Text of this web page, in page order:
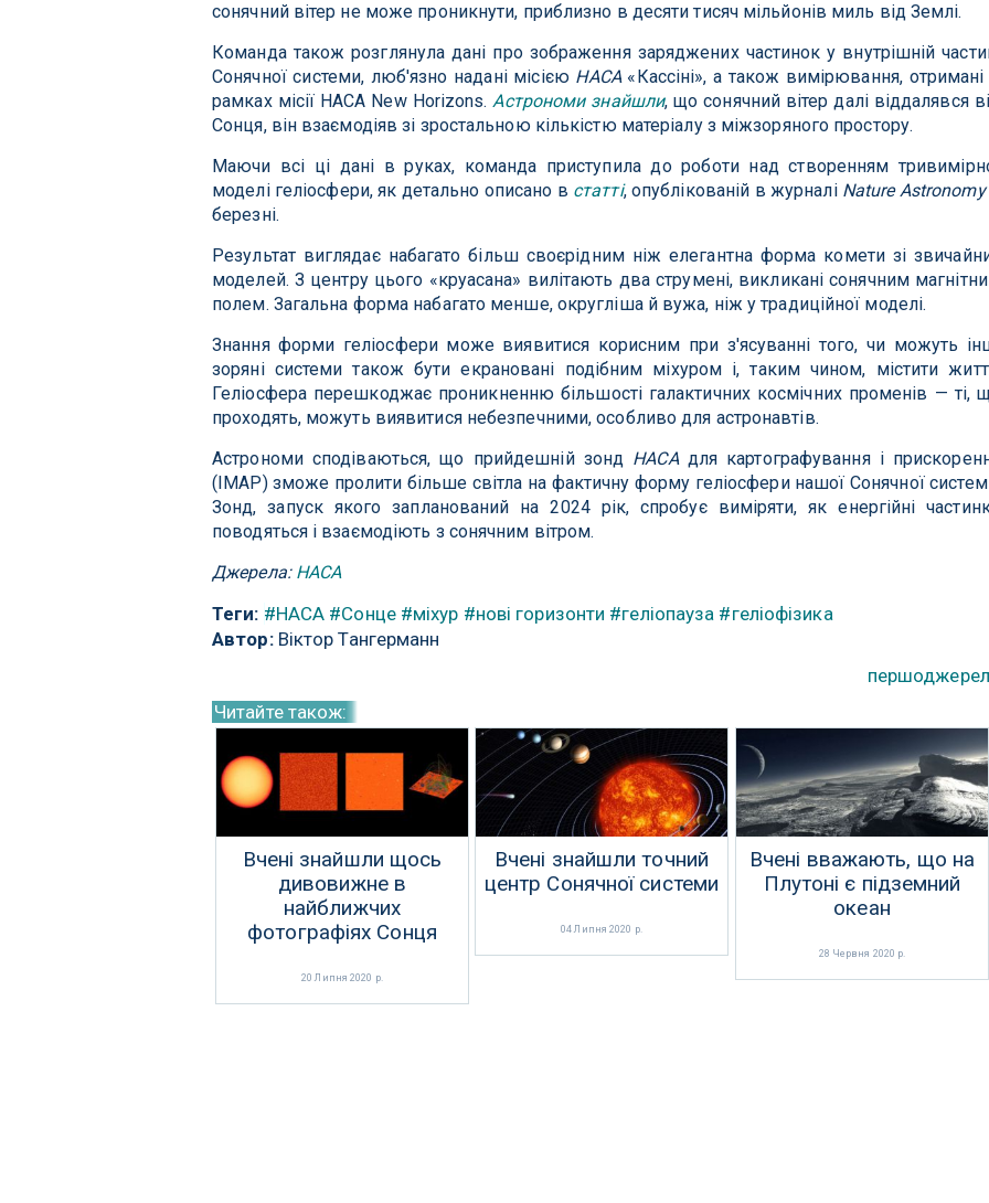
сонячний вітер не може проникнути, приблизно в десяти тисяч мільйонів миль від Землі.
Команда також розглянула дані про зображення заряджених частинок у внутрішній
Сонячної системи, люб'язно надані місією НАСА«Кассіні», а також вимірювання, отримані
рамках місії НАСА New Horizons.Астрономи знайшли, що сонячний вітер далі віддалявся
Сонця, він взаємодіяв зі зростальною кількістю матеріалу з міжзоряного простору.
Маючи всі ці дані в руках, команда приступила до роботи над створенням
моделі геліосфери, як детально описано в статті, опублікованій в журналі Nature Astronomy
березні.
Результат виглядає набагато більш своєрідним ніж елегантна форма комети зі
моделей. З центру цього «круасана» вилітають два струмені, викликані сонячним
полем. Загальна форма набагато менше, округліша й вужа, ніж у традиційної моделі.
Знання форми геліосфери може виявитися корисним при з'ясуванні того, чи можуть
зоряні системи також бути екрановані подібним міхуром і, таким чином, містити
Геліосфера перешкоджає проникненню більшості галактичних космічних променів — ті,
проходять, можуть виявитися небезпечними, особливо для астронавтів.
Астрономи сподіваються, що прийдешній зонд НАСАдля картографування і
(IMAP) зможе пролити більше світла на фактичну форму геліосфери нашої Сонячної
Зонд, запуск якого запланований на 2024 рік, спробує виміряти, як енергійні
поводяться і взаємодіють з сонячним вітром.
Джерела: НАСА
Теги: #НАСА #Сонце #міхур #нові горизонти #геліопауза #геліофізика
Автор:Віктор Тангерманн
Читайте також:
Вчені знайшли щось
дивовижне в
найближчих
фотографіях Сонця
20 Липня 2020 р.
Вчені знайшли точний
центр Сонячної системи
04 Липня 2020 р.
Вчені вважають, що на
Плутоні є підземний
океан
28 Червня 2020 р.